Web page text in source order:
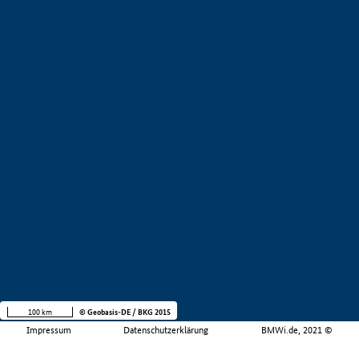
Impressum Datenschutzerklärung BMWi.de, 2021 ©
100 km © Geobasis-DE / BKG 2015